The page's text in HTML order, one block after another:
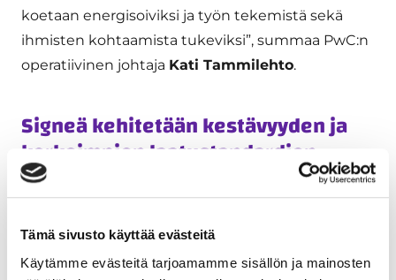
Tämä sivusto käyttää evästeitä
Käytämme evästeitä tarjoamamme sisällön ja mainosten
koetaan energisoiviksi ja työn tekemistä sekä
ihmisten kohtaamista tukeviksi”, summaa PwC:n
operatiivinen johtaja Kati Tammilehto.
Signeä kehitetään kestävyyden ja
korkeimpien laatustandardien
mukaisesti
ydinkeskustaan, jossa korkeatasoisten toimisto-
ja liiketilojen kysyntä kasvaa. Uudisrakennuksen